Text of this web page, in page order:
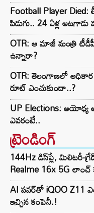
Football Player
పిడుగు.. 24 ఏళ్ల
OTR: ఆ మాజీ మంత్రి
ఉన్నారా?
OTR: తెలంగాణలో అధికార
రూట్‌ ఎంచుకుందా..?
UP Elections: అయోధ్య
ఎవరంటే..
ట్రెండింగ్‌
144Hz డిస్‌ప్లే, మిలిటరీ-
Realme 16x 5G లాంచ్
AI పవర్‌తో iQOO Z11
ఇచ్చిన కంపెనీ.!